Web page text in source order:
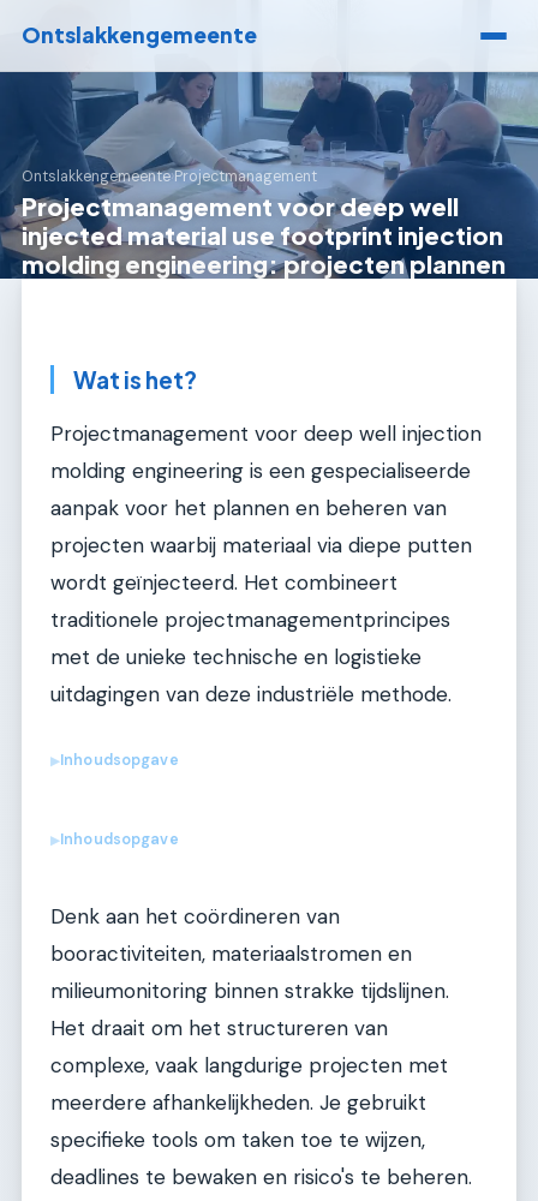
Ontslakkengemeente
Ontslakkengemeente›Projectmanagement
Projectmanagement voor deep well
injected material use footprint injection
molding engineering: projecten plannen
Wat is het?
Projectmanagement voor deep well injection
molding engineering is een gespecialiseerde
aanpak voor het plannen en beheren van
projecten waarbij materiaal via diepe putten
wordt geïnjecteerd. Het combineert
traditionele projectmanagementprincipes
met de unieke technische en logistieke
uitdagingen van deze industriële methode.
▶Inhoudsopgave
▶Inhoudsopgave
Denk aan het coördineren van
booractiviteiten, materiaalstromen en
milieumonitoring binnen strakke tijdslijnen.
Het draait om het structureren van
complexe, vaak langdurige projecten met
meerdere afhankelijkheden. Je gebruikt
specifieke tools om taken toe te wijzen,
deadlines te bewaken en risico's te beheren.